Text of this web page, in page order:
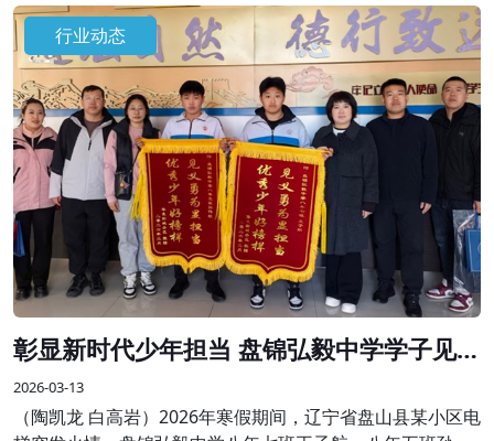
际各界嘉宾的热烈欢迎。
行业动态
彰显新时代少年担当 盘锦弘毅中学学子见义
勇为受表彰
2026-03-13
（陶凯龙 白高岩）2026年寒假期间，辽宁省盘山县某小区电